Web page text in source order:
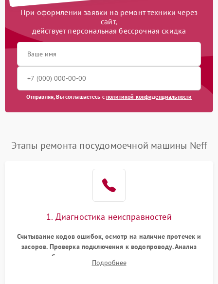
При оформлении заявки на ремонт техники через
сайт,
действует персональная бессрочная скидка
Отправляя, Вы соглашаетесь сполитикой конфиденциальности
Этапы ремонта посудомоечной машины Neff
1. Диагностика неисправностей
Считывание кодов ошибок, осмотр на наличие протечек и
засоров. Проверка подключения к водопроводу. Анализ
жалоб на отсутствие слива, нагрева, вращения
разбрызгивателей или срабатывание системы защиты
Подробнее